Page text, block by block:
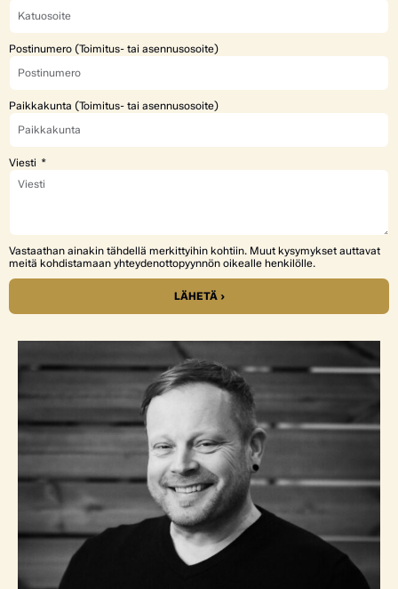
Postinumero (Toimitus- tai asennusosoite)
Paikkakunta (Toimitus- tai asennusosoite)
Viesti
Vastaathan ainakin tähdellä merkittyihin kohtiin. Muut kysymykset auttavat
meitä kohdistamaan yhteydenottopyynnön oikealle henkilölle.
LÄHETÄ ›